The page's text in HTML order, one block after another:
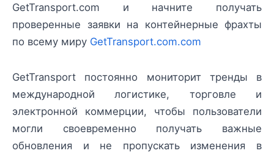
GetTransport.com и начните получать
проверенные заявки на контейнерные фрахты
по всему миру GetTransport.com.com
GetTransport постоянно мониторит тренды в
международной логистике, торговле и
электронной коммерции, чтобы пользователи
могли своевременно получать важные
обновления и не пропускать изменения в